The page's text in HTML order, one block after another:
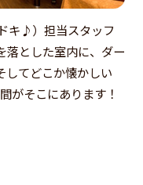
キ♪）担当スタッフ
落とした室内に、ダー
してどこか懐かしい
がそこにあります！